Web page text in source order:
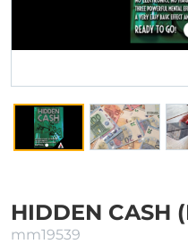
HIDDEN CASH
mm19539